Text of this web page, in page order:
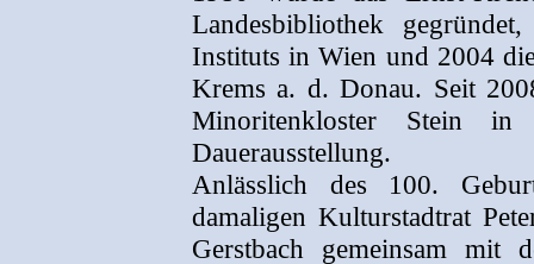
Landesbibliothek
Instituts in Wien und 2004
Krems a. d. Donau. Seit
Minoritenkloster Stein
Dauerausstellung.
Anlässlich des 100.
damaligen Kulturstadtrat
Gerstbach gemeinsam mit